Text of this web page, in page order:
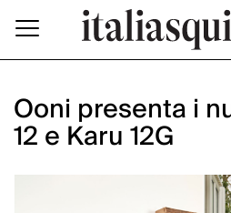
Ooni presenta i
12 e Karu 12G